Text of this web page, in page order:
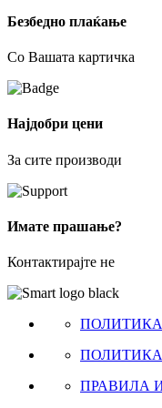
Безбедно плаќање
Со Вашата картичка
Најдобри цени
За сите производи
Имате прашање?
Контактирајте не
ПРАВИЛА